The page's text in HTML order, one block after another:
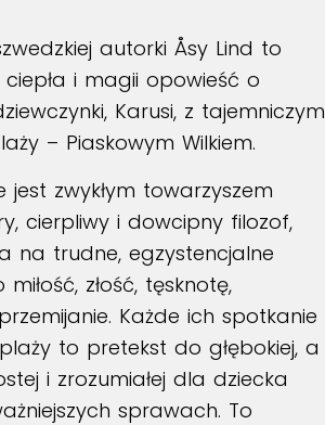
autorki Åsy Lind to
ciepła i magii opowieść o
Karusi, z tajemniczym
– Piaskowym Wilkiem.
jest zwykłym towarzyszem
cierpliwy i dowcipny filozof,
na trudne, egzystencjalne
złość, tęsknotę,
Każde ich spotkanie
to pretekst do głębokiej, a
i zrozumiałej dla dziecka
sprawach. To